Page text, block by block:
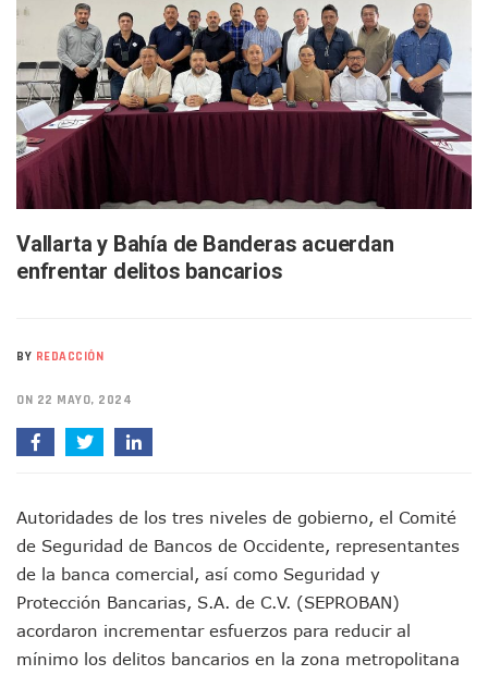
Van Por La Reorganización De Los Archivos Municipales
Estados Unidos Endurece Su Combate Al CJNG Con
Buscan A Wilber Armando Colmenares Márquez,
Melissa Madero Exige Aclarar Sustento Legal De Las
Washington Enfrenta Una Emergencia Ambiental Por
Avanza Plan Para Construir Estadio De Tritones Vallarta;
Nuevas Concesiones De Taxis En Puerto Vallarta, ¿para
Mueren Cuatro Personas Tras Explosión De Una Pipa En
Bruno Blancas Lleva El Mensaje De La Cuarta
Puerto Vallarta Participa En Los PriceAgencies Awards
Ofrecerán Asesoría Jurídica Gratuita En Puerto Vallarta
Centro De Autismo Es Un Parteaguas Para Vallarta Y
Lluvias Y Oleaje Elevado Marcarán El Fin De Semana En
Jóvenes En Movimiento Jalisco Renueva Su Dirigencia
En PV Encabezan Preferencias Morena Y Juan Carlos
Pancho López; En La Mira Del Comité Nacional Del PAN
Cae El “R1”, Presunto Autor Intelectual Del Homicidio De
Muere Manolo Solo, Actor De “El Laberinto Del Fauno”, A
Vallarta y Bahía de Banderas acuerdan
enfrentar delitos bancarios
BY REDACCIÓN
ON 22 MAYO, 2024
Autoridades de los tres niveles de gobierno, el Comité
de Seguridad de Bancos de Occidente, representantes
de la banca comercial, así como Seguridad y
Protección Bancarias, S.A. de C.V. (SEPROBAN)
acordaron incrementar esfuerzos para reducir al
mínimo los delitos bancarios en la zona metropolitana